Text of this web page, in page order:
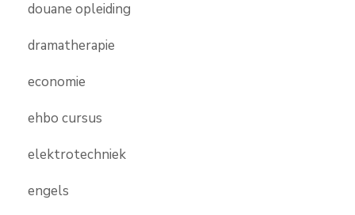
douane opleiding
dramatherapie
economie
ehbo cursus
elektrotechniek
engels